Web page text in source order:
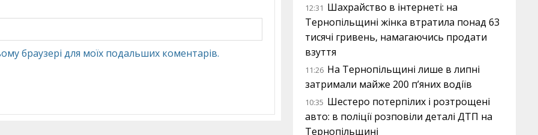
браузері для моїх подальших коментарів.
12:31 Шахрайство в інтернеті: на
Тернопільщині жінка втратила понад 63
тисячі гривень, намагаючись продати
взуття
11:26 На Тернопільщині лише в липні
затримали майже 200 п’яних водіїв
10:35 Шестеро потерпілих і розтрощені
авто: в поліції розповіли деталі ДТП на
Тернопільщині